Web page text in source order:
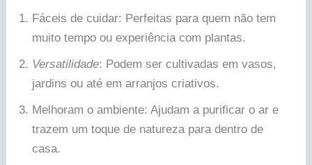
Fáceis de cuidar: Perfeitas para quem não tem
muito tempo ou experiência com plantas.
Versatilidade: Podem ser cultivadas em vasos,
jardins ou até em arranjos criativos.
Melhoram o ambiente: Ajudam a purificar o ar e
trazem um toque de natureza para dentro de
casa.